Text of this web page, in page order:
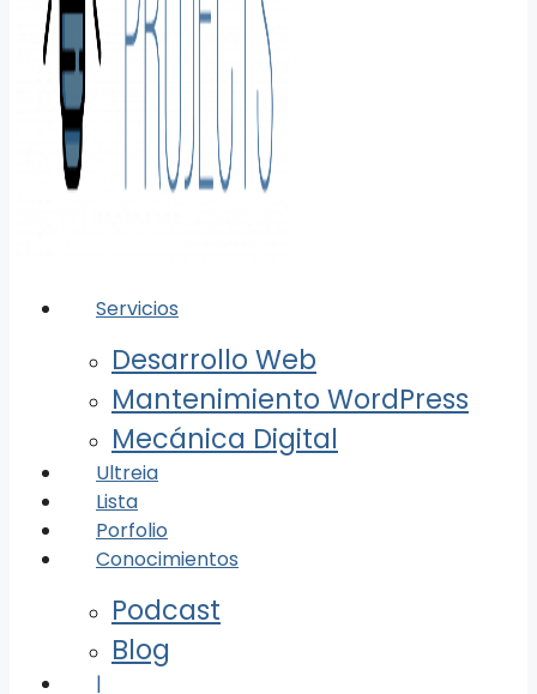
Servicios
Desarrollo Web
Mantenimiento WordPress
Mecánica Digital
Ultreia
Lista
Porfolio
Conocimientos
Podcast
Blog
|